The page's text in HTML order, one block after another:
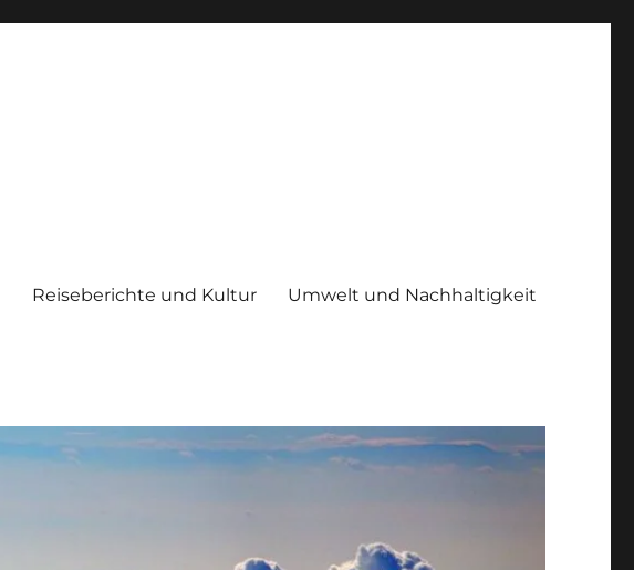
Reiseberichte und Kultur Umwelt und Nachhaltigkeit